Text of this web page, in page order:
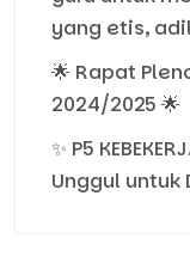
yang etis,
🌟 Rapat
2024/2025 🌟
✨ P5
Unggul untuk